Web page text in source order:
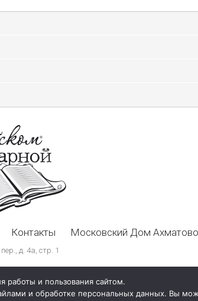
Контакты Московский Дом
д. 4а, стр. 1
и пользования сайтом.
и обработке персональных данных. Вы